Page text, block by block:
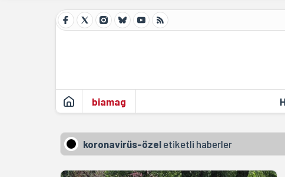
biamag
koronavirüs-özel etiketli haberler